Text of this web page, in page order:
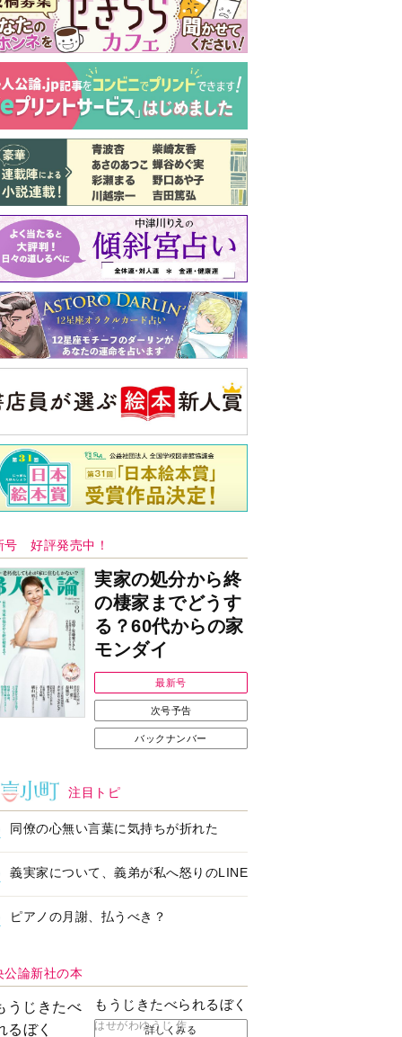
号 好評発売中！
実家の処分から終
の棲家までどうす
る？60代からの家
モンダイ
最新号
次号予告
バックナンバー
注目トピ
同僚の心無い言葉に気持ちが折れた
義実家について、義弟が私へ怒りのLINE
ピアノの月謝、払うべき？
公論新社の本
もうじきたべられるぼく
フォメーション
始める遺言を書
の準備セミナー開
耳にすっぽり！オーテ
ィコン補聴器、新しい
スタイルで All in Ear
の「オーティコン ジー
ル」を発売
ヤホン「kikippa イ
ン HERALBONY
」発売
と訂正
たのペット自慢を
ください！
【編集部より】公式ア
ドレスの不正利用につ